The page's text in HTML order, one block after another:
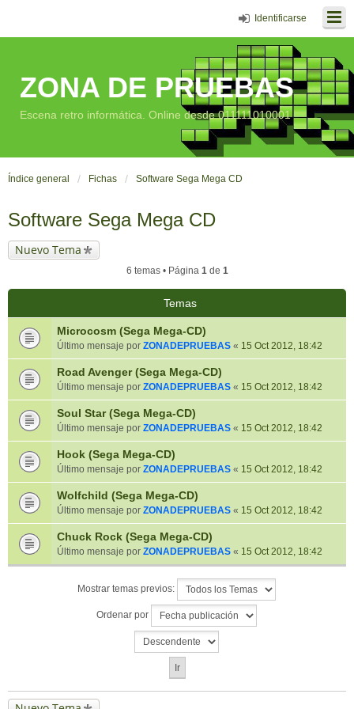
Identificarse
ZONA DE PRUEBAS
Escena retro informática. Online desde 011111010001
Índice general Fichas Software Sega Mega CD
Software Sega Mega CD
Nuevo Tema
6 temas • Página 1de 1
Temas
Microcosm (Sega Mega-CD)
Último mensaje por ZONADEPRUEBAS « 15 Oct 2012, 18:42
Road Avenger (Sega Mega-CD)
Último mensaje por ZONADEPRUEBAS « 15 Oct 2012, 18:42
Soul Star (Sega Mega-CD)
Último mensaje por ZONADEPRUEBAS « 15 Oct 2012, 18:42
Hook (Sega Mega-CD)
Último mensaje por ZONADEPRUEBAS « 15 Oct 2012, 18:42
Wolfchild (Sega Mega-CD)
Último mensaje por ZONADEPRUEBAS « 15 Oct 2012, 18:42
Chuck Rock (Sega Mega-CD)
Último mensaje por ZONADEPRUEBAS « 15 Oct 2012, 18:42
Mostrar temas previos:
Ordenar por